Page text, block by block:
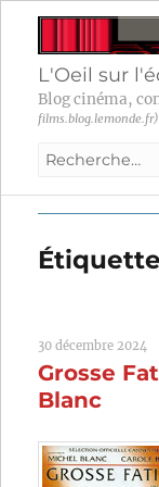
L'Oeil sur
Blog cinéma,
films.blog.lemonde.fr)
Recherche
:
30 décembre 2024
Grosse
Blanc